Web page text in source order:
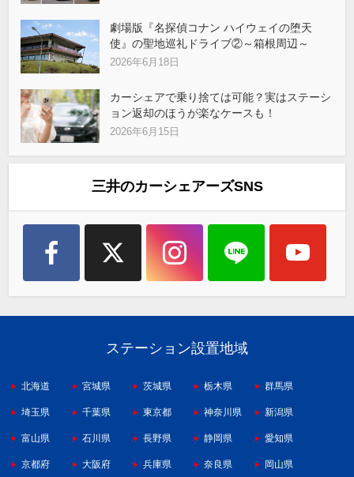
劇場版『名探偵コナン ハイウェイの堕天
使』の聖地巡礼ドライブ②～箱根周辺～
2026年6月18日
カーシェアで乗り捨ては可能？実はステーシ
ョン返却のほうが楽なケースも！
2026年6月15日
三井のカーシェアーズSNS
ステーション設置地域
北海道 宮城県 茨城県 栃木県 群馬県
埼玉県 千葉県 東京都 神奈川県 新潟県
富山県 石川県 長野県 静岡県 愛知県
京都府 大阪府 兵庫県 奈良県 岡山県